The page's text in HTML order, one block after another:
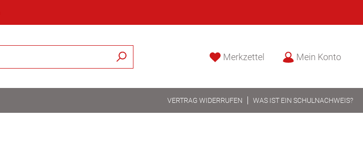
Merkzettel Mein Konto
VERTRAG WIDERRUFEN WAS IST EIN SCHULNACHWEIS?